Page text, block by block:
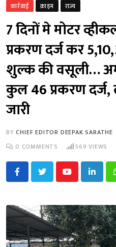
कार्रवाई क्राइम राज्य
7 दिनों मे मोटर
प्रकरण दर्ज कर
शुल्क की वसूली…
कुल 46 प्रकरण दर्ज,
जारी
BYCHIEF EDITOR DEEPAK SARATHE
0 COMMENTS 569 VIEWS
Youtube